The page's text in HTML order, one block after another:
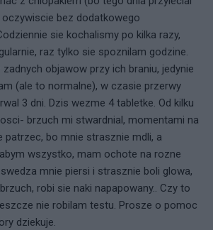
oczywiscie bez dodatkowego
sie kochalismy po kilka razy,
raz tylko sie spoznilam godzine.
objawow przy ich braniu, jedynie
(ale to normalne), w czasie przerwy
3 dni. Dzis wezme 4 tabletke. Od kilku
brzuch mi stwardnial, momentami na
patrzec, bo mnie strasznie mdli, a
wszystko, mam ochote na rozne
mnie piersi i strasznie boli glowa,
robi sie naki napapowany.. Czy to
nie robilam testu. Prosze o pomoc
dziekuje.